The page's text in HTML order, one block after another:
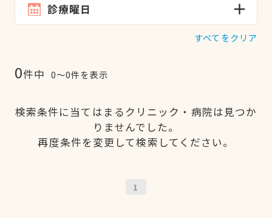
診療曜日
すべてをクリア
0件中 0〜0件を表示
検索条件に当てはまるクリニック・病院は見つか
りませんでした。
再度条件を変更して検索してください。
1